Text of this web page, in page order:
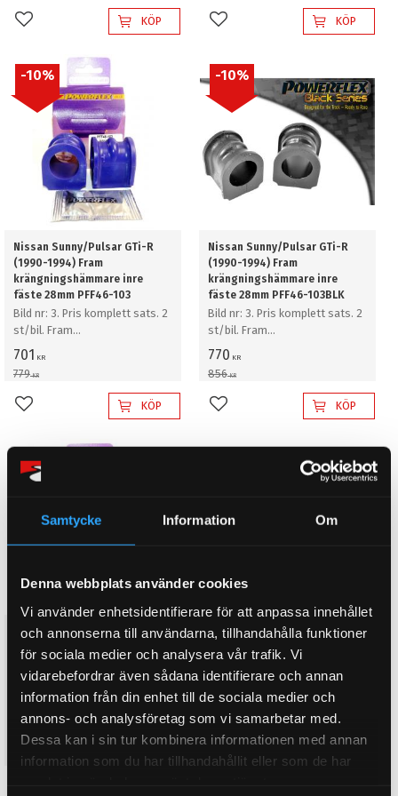
Samtycke Information Om
Denna webbplats använder cookies
Vi använder enhetsidentifierare för att anpassa innehållet
och annonserna till användarna, tillhandahålla funktioner
för sociala medier och analysera vår trafik. Vi
vidarebefordrar även sådana identifierare och annan
information från din enhet till de sociala medier och
annons- och analysföretag som vi samarbetar med.
Dessa kan i sin tur kombinera informationen med annan
information som du har tillhandahållit eller som de har
Lägg till i favoriterKÖP Lägg till i favoriterKÖP
Nissan Sunny/Pulsar GTi-R
(1990-1994) Fram
krängningshämmare inre
fäste 28mm PFF46-103
Bild nr: 3. Pris komplett sats. 2
st/bil. Fram
krängningshämmare inre fäste
28mm
701 KR
779KR
10%
Lägg till i favoriterKÖP
Nissan Sunny/Pulsar GTi-R
(1990-1994) Fram
krängningshämmare inre
fäste 28mm PFF46-103BLK
Bild nr: 3. Pris komplett sats. 2
st/bil. Fram
krängningshämmare inre fäste
28mm
770 KR
856KR
10%
Lägg till i favoriterKÖP
Nissan Sunny/Pulsar GTi-R
(1990-1994) Fram
fäste PFF46-102
Bild nr: 2. Pris komplett sats. 2
st/bil. Fram
krängningshämmare yttre
fäste
611KR
679KR
10
Nissan Sunny/Pulsar GTi-R
(1990-1994) Fram
fäste PFF46-102BLK
Bild nr: 2. Pris komplett sats. 2
st/bil. Fram
krängningshämmare yttre
fäste
691KR
767 KR